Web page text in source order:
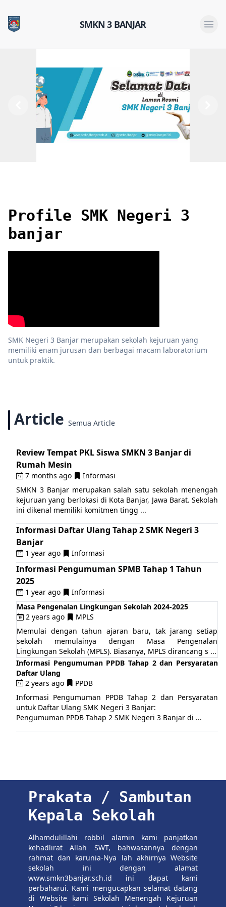
SMKN 3 BANJAR Open
Previous
Profile SMK Negeri 3
banjar
SMK Negeri 3 Banjar merupakan sekolah kejuruan yang
memiliki enam jurusan dan berbagai macam laboratorium
untuk praktik.
Article Semua Article
Review Tempat PKL Siswa SMKN 3 Banjar di
Rumah Mesin
7 months ago
Informasi
SMKN 3 Banjar merupakan salah satu sekolah menengah
kejuruan yang berlokasi di Kota Banjar, Jawa Barat. Sekolah
ini dikenal memiliki komitmen tingg ...
Informasi Daftar Ulang Tahap 2 SMK Negeri 3
Banjar
1 year ago Informasi
Informasi Pengumuman SPMB Tahap 1 Tahun
2025
1 year ago
Informasi
Masa Pengenalan Lingkungan Sekolah 2024-2025
2 years ago
MPLS
Memulai dengan tahun ajaran baru, tak jarang setiap
sekolah memulainya dengan Masa Pengenalan
Lingkungan Sekolah (MPLS). Biasanya, MPLS dirancang s ...
Informasi Pengumuman PPDB Tahap 2 dan Persyaratan
Daftar Ulang
2 years ago
PPDB
Informasi Pengumuman PPDB Tahap 2 dan Persyaratan
untuk Daftar Ulang SMK Negeri 3 Banjar:
Pengumuman PPDB Tahap 2 SMK Negeri 3 Banjar di ...
Prakata / Sambutan
Kepala Sekolah
Alhamdulillahi robbil alamin kami panjatkan
kehadlirat Allah SWT, bahwasannya dengan
rahmat dan karunia-Nya lah akhirnya Website
sekolah ini dengan alamat
www.smkn3banjar.sch.id ini dapat kami
perbaharui. Kami mengucapkan selamat datang
di Website kami Sekolah Menengah Kejuruan